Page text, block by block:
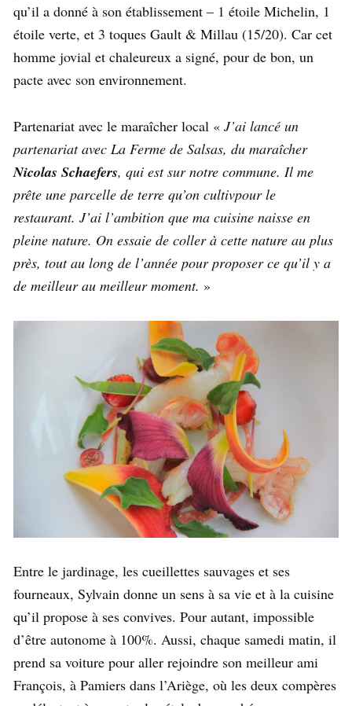
qu’il a donné à son établissement – 1 étoile Michelin, 1
étoile verte, et 3 toques Gault & Millau (15/20). Car cet
homme jovial et chaleureux a signé, pour de bon, un
pacte avec son environnement.
Partenariat avec le maraîcher local « J’ai lancé un
partenariat avec La Ferme de Salsas, du maraîcher
Nicolas Schaefers, qui est sur notre commune. Il me
prête une parcelle de terre qu’on cultivpour le
restaurant. J’ai l’ambition que ma cuisine naisse en
pleine nature. On essaie de coller à cette nature au plus
près, tout au long de l’année pour proposer ce qu’il y a
de meilleur au meilleur moment. »
Entre le jardinage, les cueillettes sauvages et ses
fourneaux, Sylvain donne un sens à sa vie et à la cuisine
qu’il propose à ses convives. Pour autant, impossible
d’être autonome à 100%. Aussi, chaque samedi matin, il
prend sa voiture pour aller rejoindre son meilleur ami
François, à Pamiers dans l’Ariège, où les deux compères